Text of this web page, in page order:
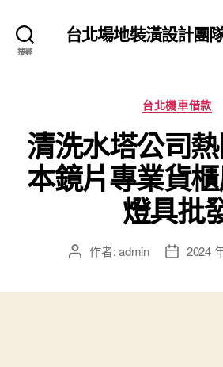
搜尋
台北場地裝潢設計團
分
類
台北機車借款
清洗水塔公司
本鏡片專業貨
燈具批
文 作者:admin
文 2024